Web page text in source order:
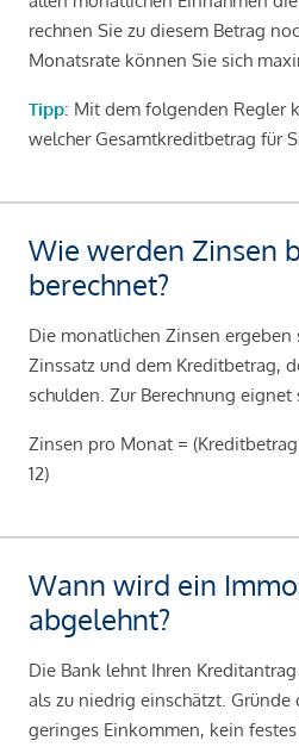
rechnen Sie zu diesem Betrag
Monatsrate können Sie sich
Tipp: Mit dem folgenden Regler
welcher Gesamtkreditbetrag für
Wie werden Zinsen
berechnet?
Die monatlichen Zinsen ergeben
Zinssatz und dem Kreditbetrag,
schulden. Zur Berechnung
Zinsen pro Monat =
12)
Wann wird ein
abgelehnt?
Die Bank lehnt Ihren
als zu niedrig einschätzt. Gründe
geringes Einkommen, kein